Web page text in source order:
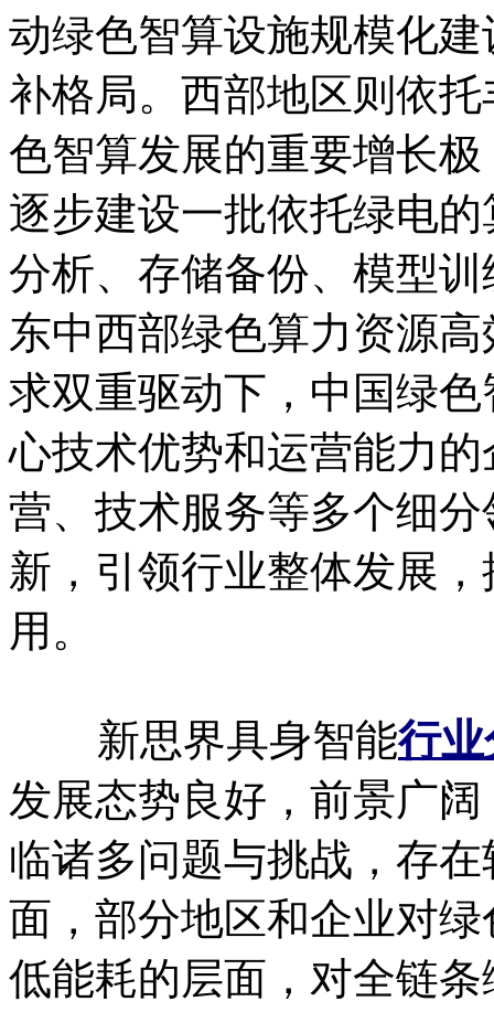
动绿色智算设施规模化
补格局。西部地区则依
色智算发展的重要增长
逐步建设一批依托绿电
分析、存储备份、模型
东中西部绿色算力资源
求双重驱动下，中国绿
心技术优势和运营能力
营、技术服务等多个细
新，引领行业整体发展
用。
新思界具身智能行
发展态势良好，前景广
临诸多问题与挑战，存
面，部分地区和企业对
低能耗的层面，对全链